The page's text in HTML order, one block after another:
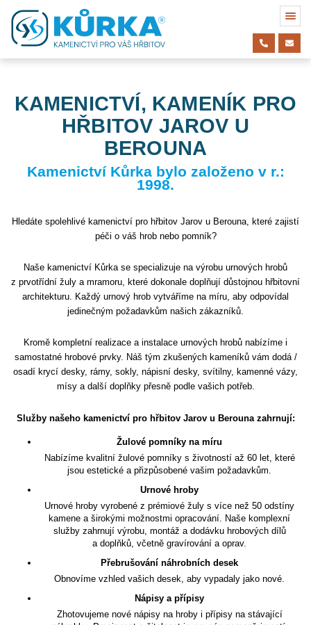
KAMENICTVÍ, KAMENÍK PRO
HŘBITOV JAROV U
BEROUNA
Kamenictví Kůrka bylo založeno v r.:
1998.
Hledáte spolehlivé kamenictví pro hřbitov Jarov u Berouna, které zajistí
péči o váš hrob nebo pomník?
Naše kamenictví Kůrka se specializuje na výrobu urnových hrobů
z prvotřídní žuly a mramoru, které dokonale doplňují důstojnou hřbitovní
architekturu. Každý urnový hrob vytváříme na míru, aby odpovídal
jedinečným požadavkům našich zákazníků.
Kromě kompletní realizace a instalace urnových hrobů nabízíme i
samostatné hrobové prvky. Náš tým zkušených kameníků vám dodá /
osadí krycí desky, rámy, sokly, nápisní desky, svítilny, kamenné vázy,
mísy a další doplňky přesně podle vašich potřeb.
Služby našeho kamenictví pro hřbitov Jarov u Berouna zahrnují:
Žulové pomníky na míru
Nabízíme kvalitní žulové pomníky s životností až 60 let, které
jsou estetické a přizpůsobené vašim požadavkům.
Urnové hroby
Urnové hroby vyrobené z prémiové žuly s více než 50 odstíny
kamene a širokými možnostmi opracování. Naše komplexní
služby zahrnují výrobu, montáž a dodávku hrobových dílů
a doplňků, včetně gravírování a oprav.
Přebrušování náhrobních desek
Obnovíme vzhled vašich desek, aby vypadaly jako nové.
Nápisy a přípisy
Zhotovujeme nové nápisy na hroby i přípisy na stávající